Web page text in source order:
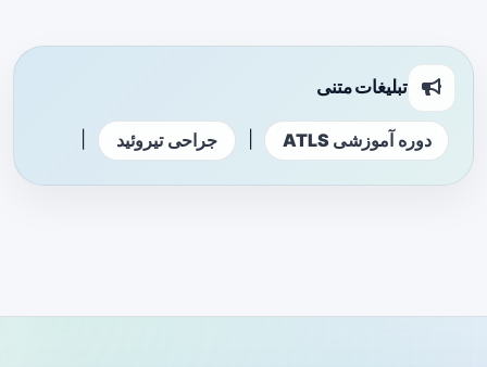
تبلیغات متنی
دوره آموزشی ATLS جراحی تیروئید